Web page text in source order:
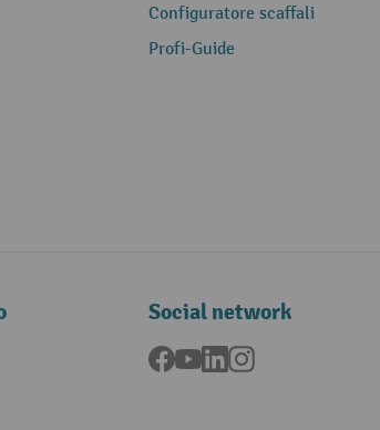
Configuratore scaffali
Profi-Guide
Social network
Facebook
YouTubeLinkedInInstagram